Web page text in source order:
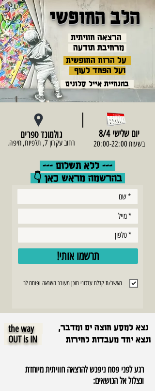
הלב החופשי
הרצאה חוויתית
מרחיבת תודעה
על הרוח החופשית
ועל הפחד לעוף
בהנחיית אייל סלונים
גולמונד ספרים
רחוב עקרון 7, תלפיות, חיפה.
יום שלישי 8/4
בשעות 20:00-22:00
--- ללא תשלום ---
בהרשמה מראש כאן 👇
!תרשמו אותי
מאשר/ת קבלת עדכוני תוכן מעורר השראה ופותח לב
the way
נצא למסע חוצה ים ומדבר,
ונצא יחד מעבדות לחירות
רגע לפני פסח ניפגש להרצאה חוויתית מיוחדת
ונצלול אל הנושאים: